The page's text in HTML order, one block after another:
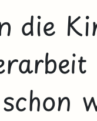
die